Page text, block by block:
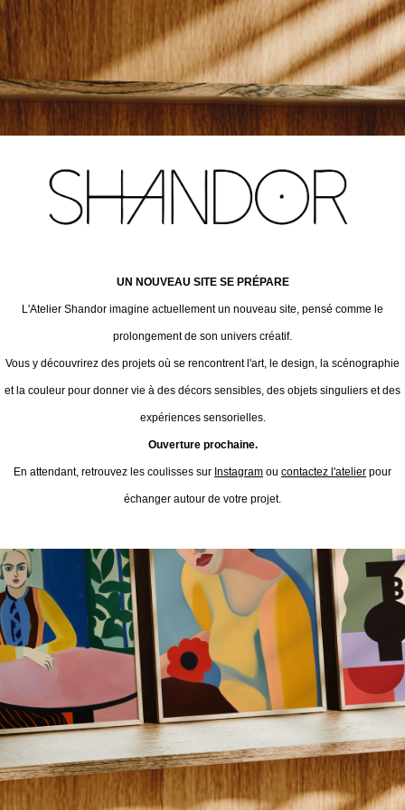
UN NOUVEAU SITE SE PRÉPARE
L'Atelier Shandor imagine actuellement un nouveau site, pensé comme le
prolongement de son univers créatif.
Vous y découvrirez des projets où se rencontrent l'art, le design, la scénographie
et la couleur pour donner vie à des décors sensibles, des objets singuliers et des
expériences sensorielles.
Ouverture prochaine.
En attendant, retrouvez les coulisses sur Instagram ou contactez l'atelier pour
échanger autour de votre projet.